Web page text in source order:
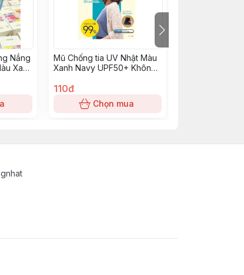
Nắng
Xanh
Mũ Chống tia UV Nhật Màu
Xanh Navy UPF50+ Không
110đ
Chọn mua